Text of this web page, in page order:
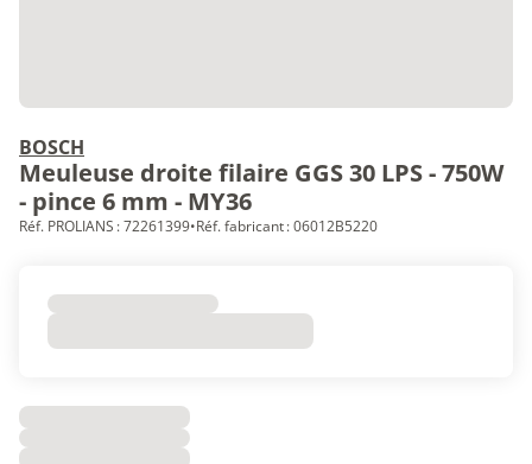
BOSCH
Meuleuse droite filaire GGS 30 LPS - 750W
- pince 6 mm - MY36
Réf. PROLIANS : 72261399•Réf. fabricant : 06012B5220